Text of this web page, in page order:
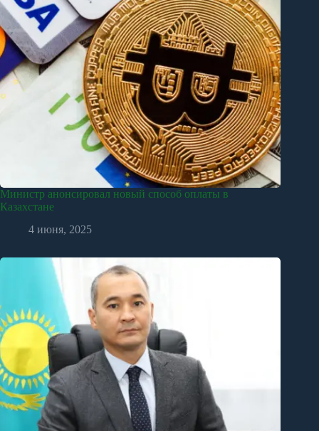
Министр анонсировал новый способ оплаты в
Казахстане
4 июня, 2025